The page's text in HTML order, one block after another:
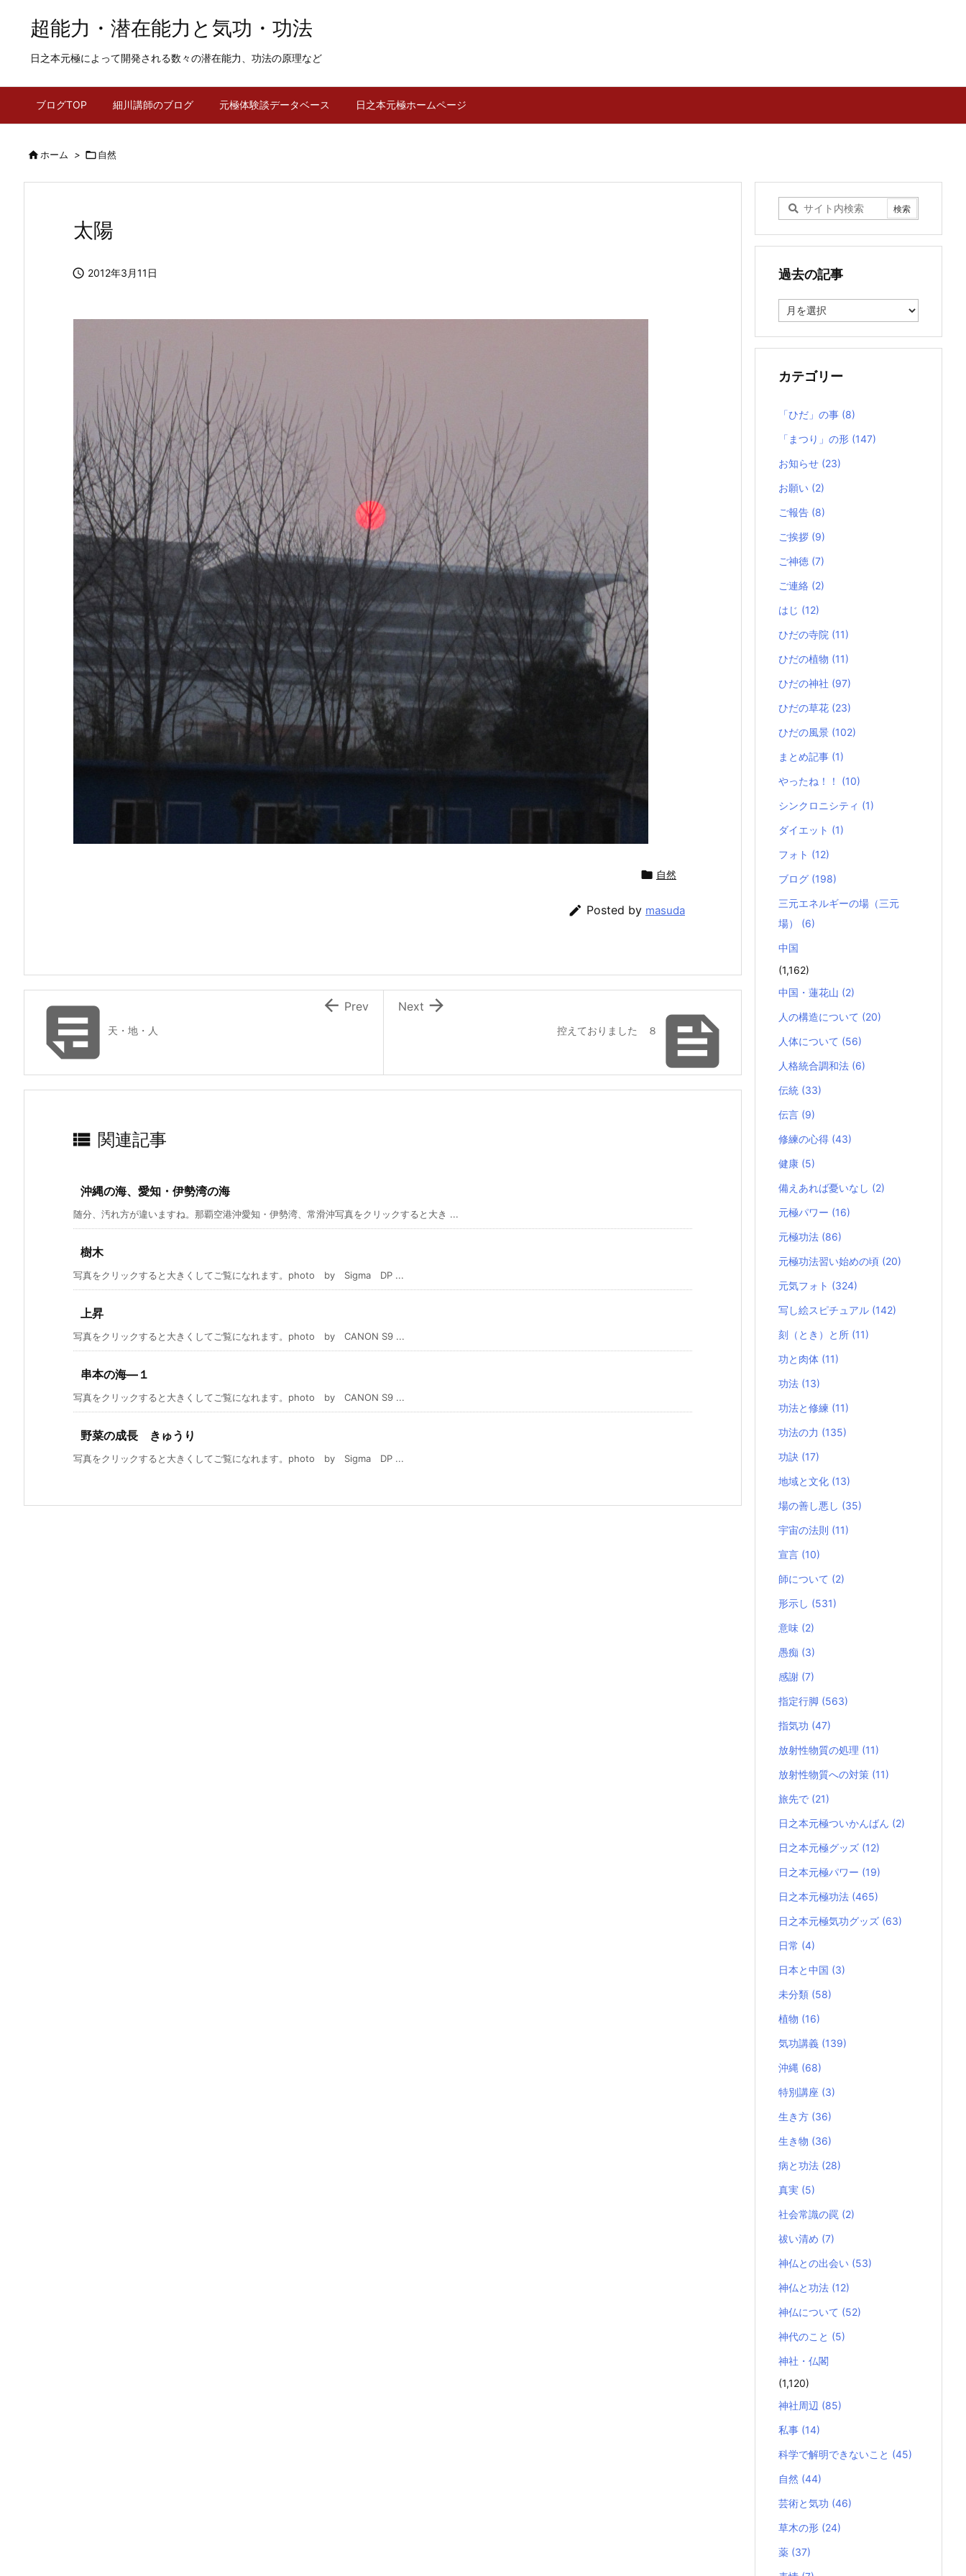
超能力・潜在能力と気功・功法
日之本元極によって開発される数々の潜在能力、功法の原理など
ブログTOP 細川講師のブログ 元極体験談データベース 日之本元極ホームページ
ホーム > 自然
太陽
 2012年3月11日
 自然
 Posted by masuda

控えておりました ８

Next
天・地・人
 Prev
 関連記事
沖縄の海、愛知・伊勢湾の海
随分、汚れ方が違いますね。那覇空港沖愛知・伊勢湾、常滑沖写真をクリックすると大き ...
樹木
写真をクリックすると大きくしてご覧になれます。photo by Sigma DP ...
上昇
写真をクリックすると大きくしてご覧になれます。photo by CANON S9 ...
串本の海―１
写真をクリックすると大きくしてご覧になれます。photo by CANON S9 ...
野菜の成長 きゅうり
写真をクリックすると大きくしてご覧になれます。photo by Sigma DP ...
過去の記事
去
記
カテゴリー
「ひだ」の事 (8)
「まつり」の形 (147)
お知らせ (23)
お願い (2)
ご報告 (8)
ご挨拶 (9)
ご神徳 (7)
ご連絡 (2)
はじ (12)
ひだの寺院 (11)
ひだの植物 (11)
ひだの神社 (97)
ひだの草花 (23)
ひだの風景 (102)
まとめ記事 (1)
やったね！！ (10)
シンクロニシティ (1)
ダイエット (1)
フォト (12)
ブログ (198)
三元エネルギーの場（三元
場） (6)
中国
(1,162)
中国・蓮花山 (2)
人の構造について (20)
人体について (56)
人格統合調和法 (6)
伝統 (33)
伝言 (9)
修練の心得 (43)
健康 (5)
備えあれば憂いなし (2)
元極パワー (16)
元極功法 (86)
元極功法習い始めの頃 (20)
元気フォト (324)
写し絵スピチュアル (142)
刻（とき）と所 (11)
功と肉体 (11)
功法 (13)
功法と修練 (11)
功法の力 (135)
功訣 (17)
地域と文化 (13)
場の善し悪し (35)
宇宙の法則 (11)
宣言 (10)
師について (2)
形示し (531)
意味 (2)
愚痴 (3)
感謝 (7)
指定行脚 (563)
指気功 (47)
放射性物質の処理 (11)
放射性物質への対策 (11)
旅先で (21)
日之本元極ついかんばん (2)
日之本元極グッズ (12)
日之本元極パワー (19)
日之本元極功法 (465)
日之本元極気功グッズ (63)
日常 (4)
日本と中国 (3)
未分類 (58)
植物 (16)
気功講義 (139)
沖縄 (68)
特別講座 (3)
生き方 (36)
生き物 (36)
病と功法 (28)
真実 (5)
社会常識の罠 (2)
祓い清め (7)
神仏との出会い (53)
神仏と功法 (12)
神仏について (52)
神代のこと (5)
神社・仏閣
(1,120)
神社周辺 (85)
私事 (14)
科学で解明できないこと (45)
自然 (44)
芸術と気功 (46)
草木の形 (24)
薬 (37)